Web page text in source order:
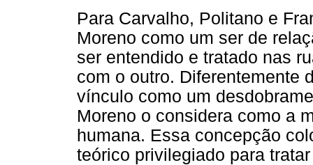
Para Carvalho, Politano e
Moreno como um ser de
ser entendido e tratado nas
com o outro. Diferentemente
vínculo como um
Moreno o considera como a
humana. Essa concepção
teórico privilegiado para